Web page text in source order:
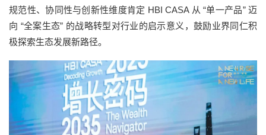
规范性、协同性与创新性维度肯定 HBI CASA 从 “单一产品” 迈
向 “全案生态” 的战略转型对行业的启示意义，鼓励业界同仁积
极探索生态发展新路径。